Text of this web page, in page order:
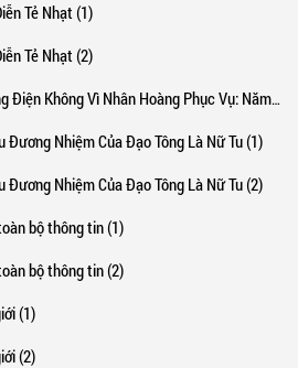
Tẻ Nhạt (1)
Tẻ Nhạt (2)
Vì Nhân Hoàng Phục Vụ: Năm Con Cọp Hân Hoan Mừng Độc Giả Lưu Tổng Viếng Thăm.
Đương Nhiệm Của Đạo Tông Là Nữ Tu (1)
Đương Nhiệm Của Đạo Tông Là Nữ Tu (2)
bộ thông tin (1)
bộ thông tin (2)
(1)
(2)